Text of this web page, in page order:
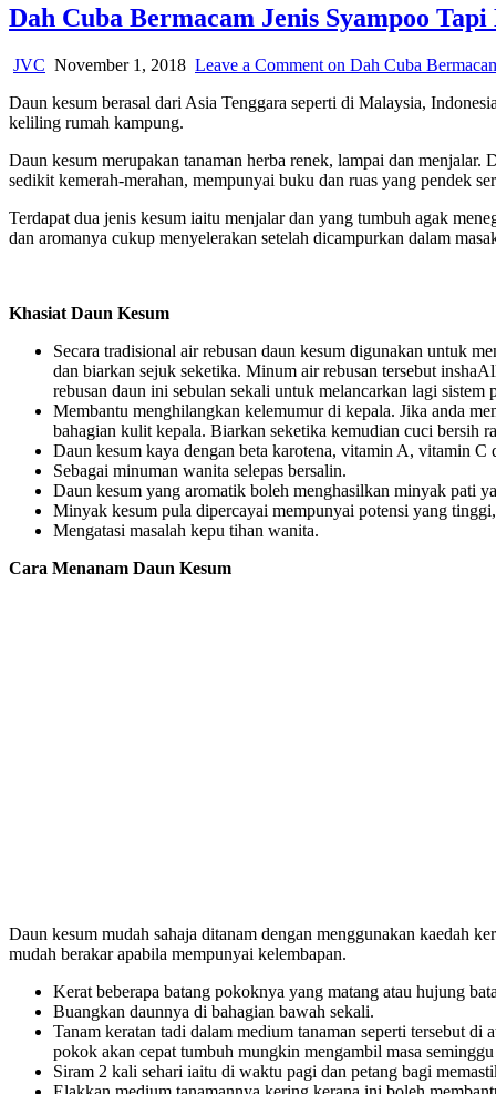
Dah Cuba Bermacam Jenis Syampoo
JVC November 1, 2018 Leave a Comment on Dah Cuba
Daun kesum berasal dari Asia Tenggara seperti di Malaysia,
keliling rumah kampung.
Daun kesum merupakan tanaman herba renek, lampai dan
sedikit kemerah-merahan, mempunyai buku dan ruas yang pendek
Terdapat dua jenis kesum iaitu menjalar dan yang tumbuh agak
dan aromanya cukup menyelerakan setelah dicampurkan dalam
Khasiat Daun Kesum
Secara tradisional air rebusan daun kesum digunakan untuk
dan biarkan sejuk seketika. Minum air rebusan tersebut
rebusan daun ini sebulan sekali untuk melancarkan lagi sistem
Membantu menghilangkan kelemumur di kepala. Jika anda
bahagian kulit kepala. Biarkan seketika kemudian cuci bersih
Daun kesum kaya dengan beta karotena, vitamin A, vitamin
Sebagai minuman wanita selepas bersalin.
Daun kesum yang aromatik boleh menghasilkan minyak pati
Minyak kesum pula dipercayai mempunyai potensi yang
Mengatasi masalah kepu tihan wanita.
Cara Menanam Daun Kesum
Daun kesum mudah sahaja ditanam dengan menggunakan kaedah
mudah berakar apabila mempunyai kelembapan.
Kerat beberapa batang pokoknya yang matang atau hujung
Buangkan daunnya di bahagian bawah sekali.
Tanam keratan tadi dalam medium tanaman seperti tersebut
pokok akan cepat tumbuh mungkin mengambil masa
Siram 2 kali sehari iaitu di waktu pagi dan petang bagi